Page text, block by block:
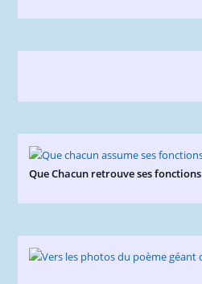
Que Chacun retrouve ses fonctions